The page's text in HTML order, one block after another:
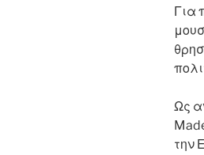
Για
Ως
την